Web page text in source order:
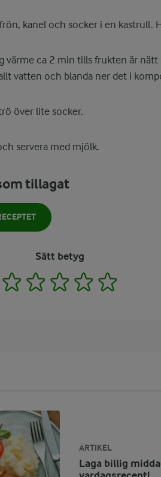
kanel och socker i en kastrull.
värme ca 2 min tills frukten är
vatten och blanda ner det i
över lite socker.
servera med mjölk.
tillagat
Sätt betyg
1 2 3 4
ARTIKEL
Laga billig